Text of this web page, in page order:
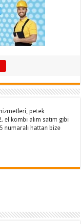
petek
el kombi alım satım gibi
numaralı hattan bize